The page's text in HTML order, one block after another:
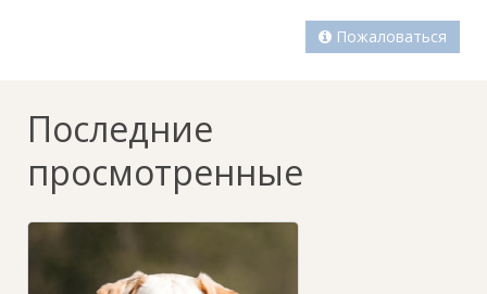
Пожаловаться
Последние
просмотренные